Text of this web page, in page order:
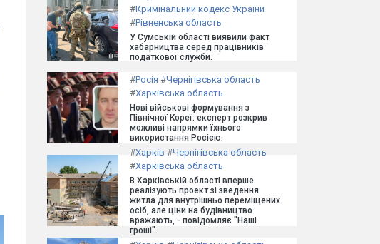
#Кримінальний кодекс України
#Рівненська область
У Сумській області виявили факт
хабарництва серед працівників
податкової служби.
#Росія #Чернігівська область
#Харківська область
Нові військові формування з
Північної Кореї: експерт розкрив
можливі напрямки їхнього
використання Росією.
#Харків #Чернігівська область
#Харківська область
В Харківській області вперше
реалізують проект зі зведення
житла для внутрішньо переміщених
осіб, але ціни на будівництво
вражають, - повідомляє "Наші
гроші".